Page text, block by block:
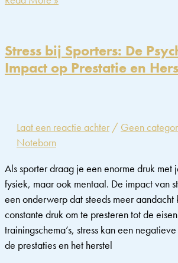
Hoe
om
te
druk
financiële
zorgen
Stress bij Sporters: De
Impact op Prestatie en
Laat een reactie achter / Geen
Noteborn
Als sporter draag je een enorme druk
fysiek, maar ook mentaal. De impact van
een onderwerp dat steeds meer aandacht
constante druk om te presteren tot de
trainingschema’s, stress kan een
de prestaties en het herstel